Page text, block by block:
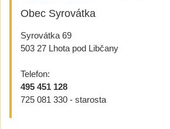
Obec Syrovátka
Syrovátka 69
503 27 Lhota pod Libčany
Telefon:
495 451 128
725 081 330 - starosta